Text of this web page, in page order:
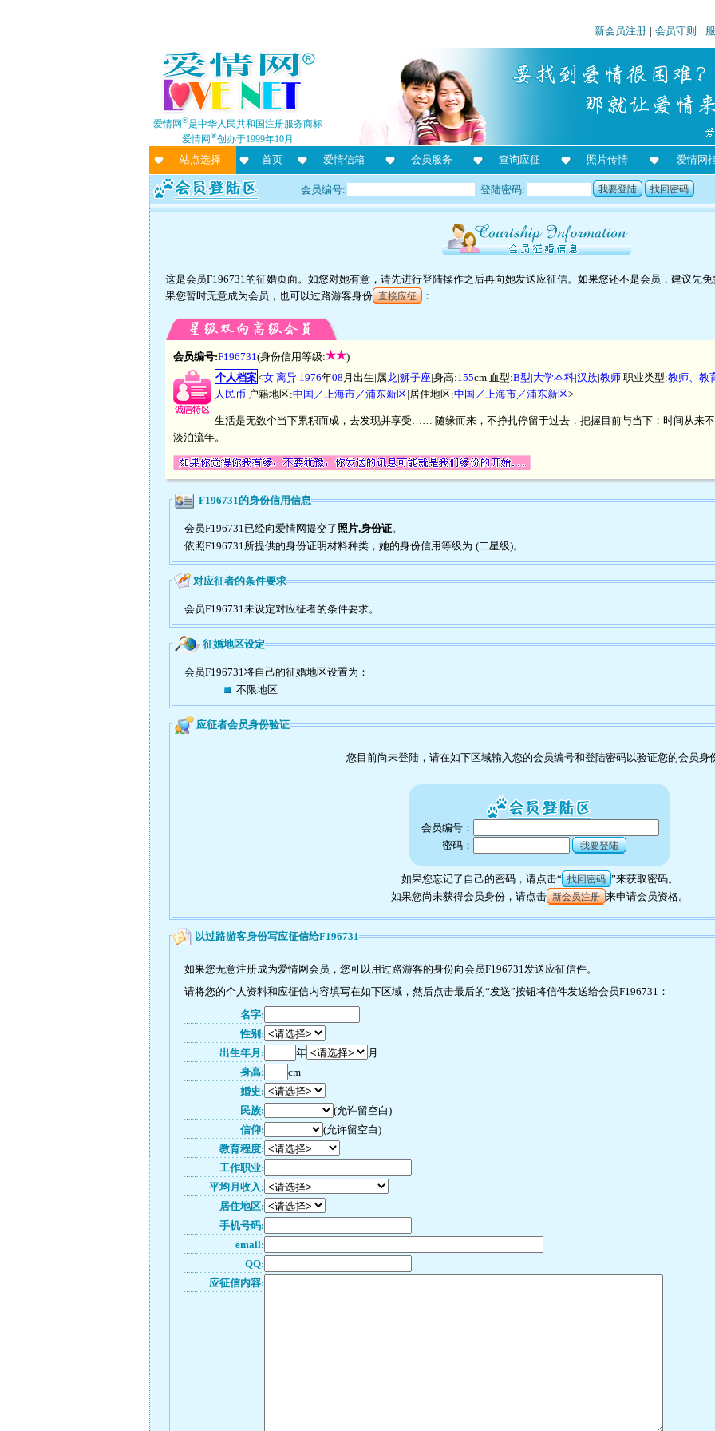
新会员注册 | 会员守则 |
爱情网®是中华人民共和国注册服务商标
爱情网®创办于1999年10月
站点选择 首页 爱情信箱 会员服务 查询应征 照片传情 爱情网
会员编号: 登陆密码: 我要登陆 找回密码
这是会员F196731的征婚页面。如您对她有意，请先进行登陆操作之后再向她发送应征信。如果您还不是会员，建议先免
果您暂时无意成为会员，也可以过路游客身份 直接应征 ：
会员编号:F196731(身份信用等级:
)
个人档案<女|离异|1976年08 月出生|属龙|狮子座|身高:155cm|血型:B型|大学本科|汉族|教师|职业类型:教师、教
人民币|户籍地区:中国／上海市／浦东新区|居住地区:中国／上海市／浦东新区>
生活是无数个当下累积而成，去发现并享受…… 随缘而来，不挣扎停留于过去，把握目前与当下；时间从来
淡泊流年。
F196731的身份信用信息
会员F196731已经向爱情网提交了 照片,身份证。
依照F196731所提供的身份证明材料种类，她的身份信用等级为:(二星级)。
对应征者的条件要求
会员F196731未设定对应征者的条件要求。
征婚地区设定
会员F196731将自己的征婚地区设置为：
不限地区
应征者会员身份验证
您目前尚未登陆，请在如下区域输入您的会员编号和登陆密码以验证您的会员身
会员编号：
密码：
我要登陆
如果您忘记了自己的密码，请点击“ 找回密码 ”来获取密码。
如果您尚未获得会员身份，请点击 新会员注册 来申请会员资格。
以过路游客身份写应征信给F196731
如果您无意注册成为爱情网会员，您可以用过路游客的身份向会员F196731发送应征信件。
请将您的个人资料和应征信内容填写在如下区域，然后点击最后的“发送”按钮将信件发送给会员F196731：
名字:
性别:
出生年月:
年
月
身高:
cm
婚史:
民族:
(允许留空白)
信仰:
(允许留空白)
教育程度:
工作职业:
平均月收入:
居住地区:
手机号码:
email:
QQ:
应征信内容: